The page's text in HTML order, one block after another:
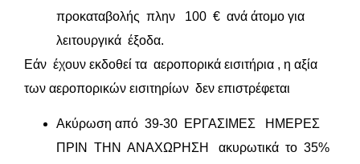
προκαταβολής πλην 100 € ανά άτομο για
λειτουργικά έξοδα.
Εάν έχουν εκδοθεί τα αεροπορικά εισιτήρια , η αξία
των αεροπορικών εισιτηρίων δεν επιστρέφεται
Ακύρωση από 39-30 ΕΡΓΑΣΙΜΕΣ ΗΜΕΡΕΣ
ΠΡΙΝ ΤΗΝ ΑΝΑΧΩΡΗΣΗ ακυρωτικά το 35%